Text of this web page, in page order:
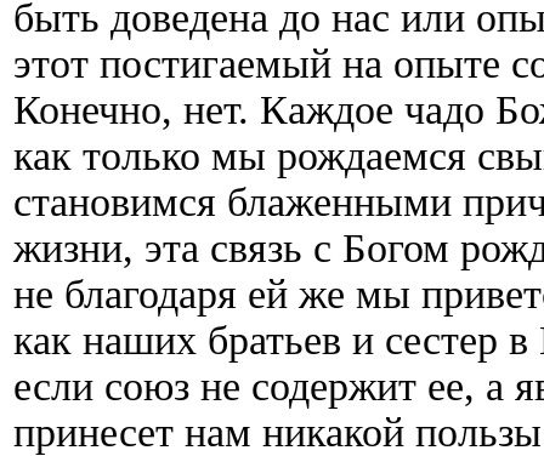
быть доведена до нас или
этот постигаемый на опыте
Конечно, нет. Каждое чадо
как только мы рождаемся
становимся блаженными
жизни, эта связь с Богом
не благодаря ей же мы
как наших братьев и сестер
если союз не содержит ее, а
принесет нам никакой